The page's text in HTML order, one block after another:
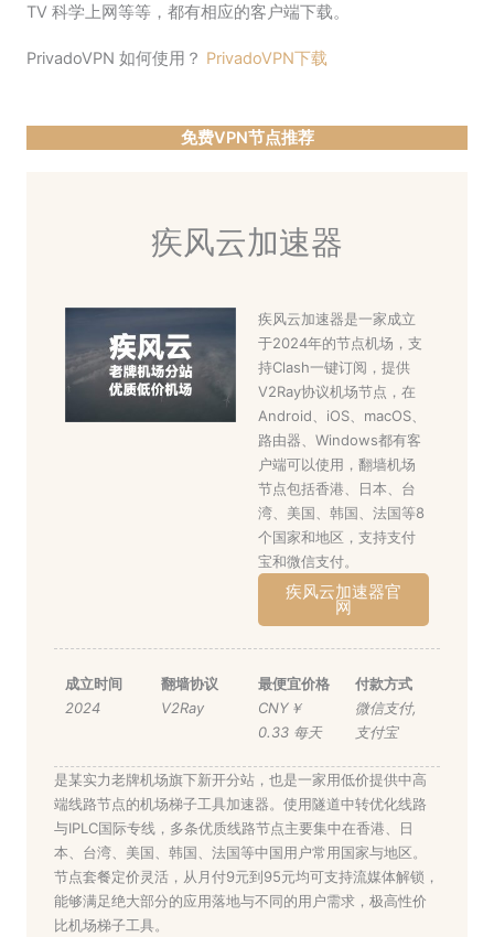
TV 科学上网等等，都有相应的客户端下载。
PrivadoVPN 如何使用？ PrivadoVPN下载
免费VPN节点推荐
疾风云加速器
疾风云加速器是一家成立
于2024年的节点机场，支
持Clash一键订阅，提供
V2Ray协议机场节点，在
Android、iOS、macOS、
路由器、Windows都有客
户端可以使用，翻墙机场
节点包括香港、日本、台
湾、美国、韩国、法国等8
个国家和地区，支持支付
宝和微信支付。
疾风云加速器官
网
成立时间
2024
翻墙协议
V2Ray
最便宜价格
CNY￥
0.33 每天
付款方式
微信支付,
支付宝
是某实力老牌机场旗下新开分站，也是一家用低价提供中高
端线路节点的机场梯子工具加速器。使用隧道中转优化线路
与IPLC国际专线，多条优质线路节点主要集中在香港、日
本、台湾、美国、韩国、法国等中国用户常用国家与地区。
节点套餐定价灵活，从月付9元到95元均可支持流媒体解锁，
能够满足绝大部分的应用落地与不同的用户需求，极高性价
比机场梯子工具。